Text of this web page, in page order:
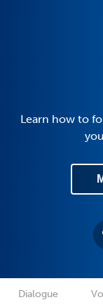
Learn how to
Dialogue